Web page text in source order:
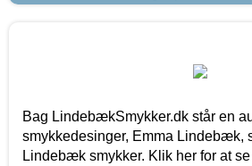
Bag LindebækSmykker.dk står en
smykkedesinger, Emma Lindebæk,
Lindebæk smykker. Klik her for at